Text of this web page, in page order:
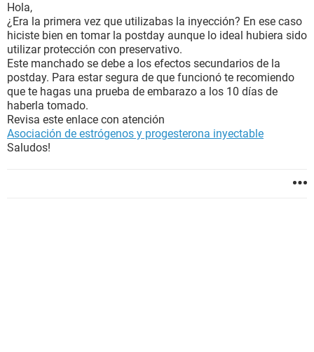
Hola,
¿Era la primera vez que utilizabas la inyección? En ese caso
hiciste bien en tomar la postday aunque lo ideal hubiera sido
utilizar protección con preservativo.
Este manchado se debe a los efectos secundarios de la
postday. Para estar segura de que funcionó te recomiendo
que te hagas una prueba de embarazo a los 10 días de
haberla tomado.
Revisa este enlace con atención
Asociación de estrógenos y progesterona inyectable
Saludos!